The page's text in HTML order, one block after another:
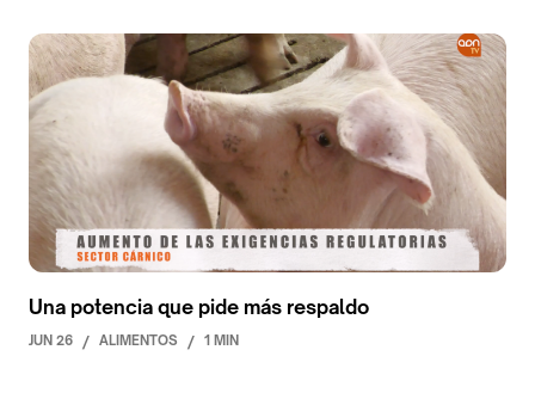
Una potencia que pide más respaldo
JUN 26 / ALIMENTOS / 1 MIN